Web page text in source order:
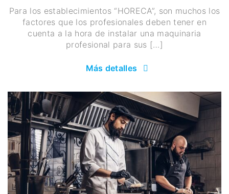
Para los establecimientos “HORECA”, son muchos los
factores que los profesionales deben tener en
cuenta a la hora de instalar una maquinaria
profesional para sus […]
Más detalles